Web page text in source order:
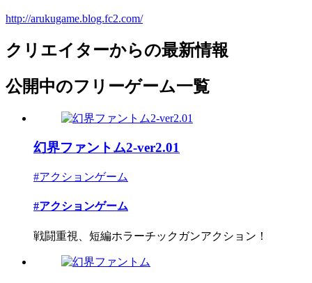
http://arukugame.blog.fc2.com/
クリエイターからの最新情報
公開中のフリーゲーム一覧
幻界ファントム2-ver2.01
#アクションゲーム
#アクションゲーム
戦闘重視、短編ホラーチックガンアクション！